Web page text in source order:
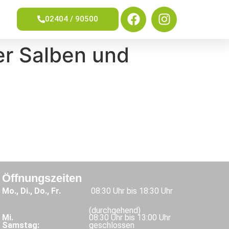
02404 / 90500
Salben und
Öffnungszeiten
Mo., Di., Do., Fr. 08:30 Uhr bis 18:30 Uhr
(durchgehend)
Mi. 08:30 Uhr bis 13:00 Uhr
Samstag: geschlossen